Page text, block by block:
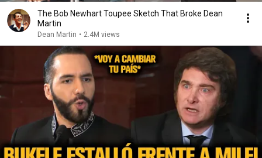
The Bob Newhart Toupee Sketch That Broke Dean
Martin
Dean Martin • 2.4M views